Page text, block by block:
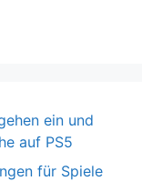
ein und
auf PS5
für Spiele